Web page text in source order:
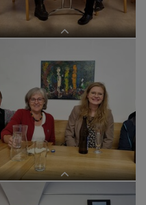
im BEGEGNUNGSzentrum
im BEGEGNUNGSzentrum